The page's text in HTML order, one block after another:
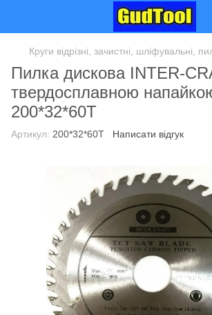
Круги відрізні, зачистні, шліфувальні,
Пилка дискова INTER-
твердосплавною
200*32*60T
Артикул: 200*32*60T Написати відгук